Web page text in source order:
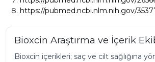
https://pubmed.ncbi.nlm.nih.gov/
Bioxcin Araştırma ve İçerik
Bioxcin içerikleri; saç ve cilt sağlığına